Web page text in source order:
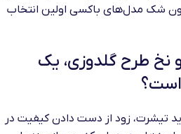
شک مدل‌های باکسی اولین انتخاب
طرح گلدوزی، یک
است؟
تیشرت، زود از دست دادن کیفیت در